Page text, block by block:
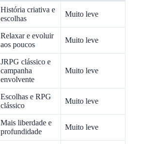
História criativa e
escolhas
Muito leve
Relaxar e evoluir
aos poucos
Muito leve
JRPG clássico e
campanha
envolvente
Muito leve
Escolhas e RPG
clássico
Muito leve
Mais liberdade e
profundidade
Muito leve